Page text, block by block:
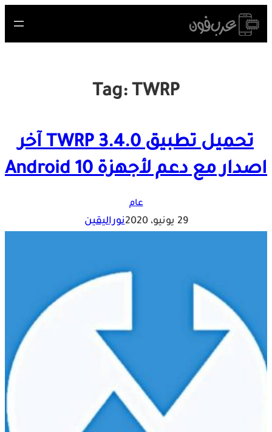
Skip
to
Tag: TWRP
تحميل تطبيق TWRP 3.4.0 آخر
اصدار مع دعم لأجهزة Android 10
عام
29 يونيو، 2020 نوراليقين